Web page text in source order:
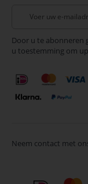
onze
nieuwsbrief
Door u te abonneren
u toestemming om
Neem contact met